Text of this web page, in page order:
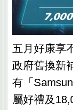
五月好康享
政府舊換新
有「
屬好禮及